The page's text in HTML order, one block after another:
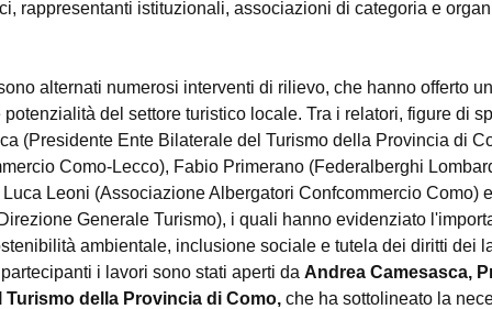
rappresentanti istituzionali, associazioni di categoria e
alternati numerosi interventi di rilievo, che hanno offerto
del settore turistico locale. Tra i relatori, figure di
(Presidente Ente Bilaterale del Turismo della Provincia di
Como-Lecco), Fabio Primerano (Federalberghi
Leoni (Associazione Albergatori Confcommercio Como)
Generale Turismo), i quali hanno evidenziato
ambientale, inclusione sociale e tutela dei diritti dei
i lavori sono stati aperti da Andrea Camesasca,
Turismo della Provincia di Como, che ha sottolineato la